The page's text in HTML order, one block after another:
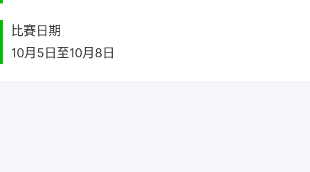
比賽日期
10月5日至10月8日